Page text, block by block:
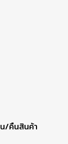
/คืนสินค้า